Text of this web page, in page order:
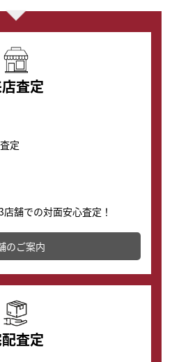
査定
定
舗での対面安心査定！
りに出してお得に新しい時計
のご案内
査定